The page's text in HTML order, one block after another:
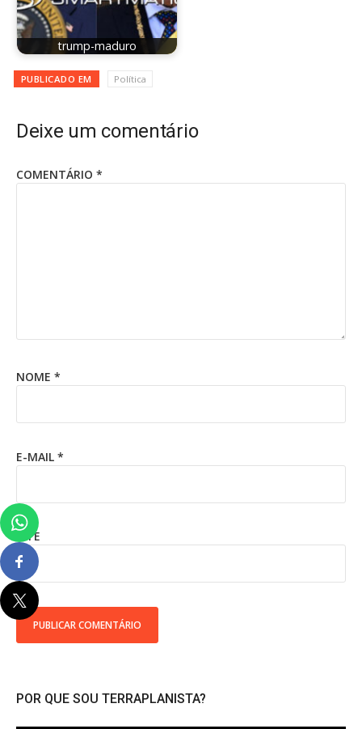
trump-maduro
PUBLICADO EM Política
Deixe um comentário
COMENTÁRIO *
NOME *
E-MAIL *
SITE
POR QUE SOU TERRAPLANISTA?